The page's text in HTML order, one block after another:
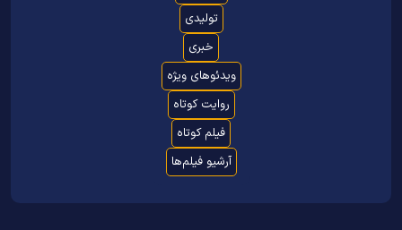
تولیدی
خبری
ویدئوهای ویژه
روایت کوتاه
فیلم کوتاه
آرشیو فیلم‌ها